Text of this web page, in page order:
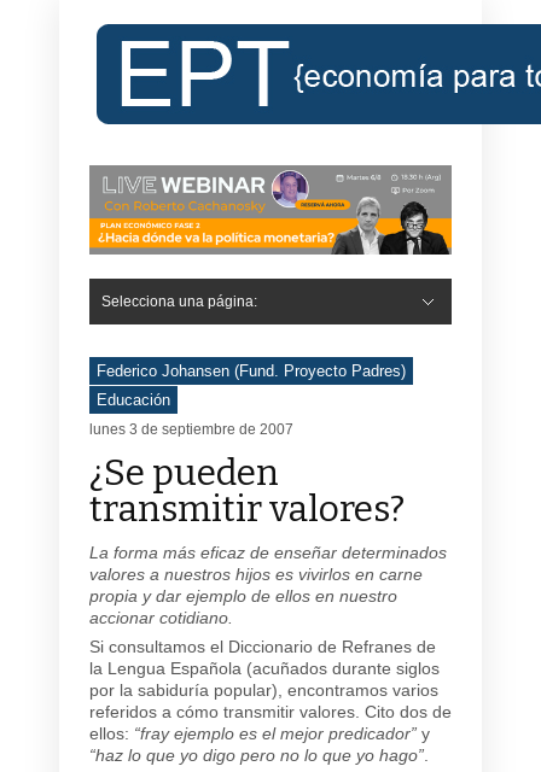
Selecciona una página:
Federico Johansen (Fund. Proyecto Padres)
Educación
lunes 3 de septiembre de 2007
¿Se pueden
transmitir valores?
La forma más eficaz de enseñar determinados
valores a nuestros hijos es vivirlos en carne
propia y dar ejemplo de ellos en nuestro
accionar cotidiano.
Si consultamos el Diccionario de Refranes de
la Lengua Española (acuñados durante siglos
por la sabiduría popular), encontramos varios
referidos a cómo transmitir valores. Cito dos de
ellos: “fray ejemplo es el mejor predicador” y
“haz lo que yo digo pero no lo que yo hago”